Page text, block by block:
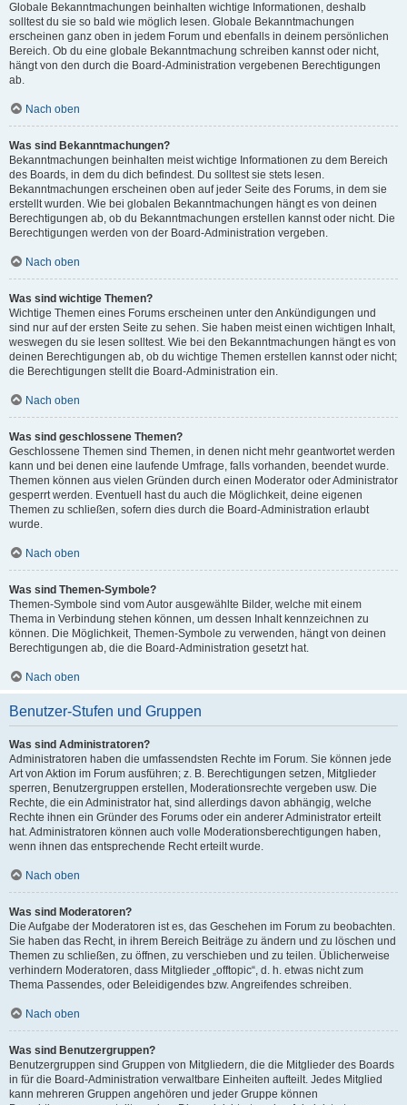
Globale Bekanntmachungen beinhalten wichtige Informationen, deshalb
solltest du sie so bald wie möglich lesen. Globale Bekanntmachungen
erscheinen ganz oben in jedem Forum und ebenfalls in deinem persönlichen
Bereich. Ob du eine globale Bekanntmachung schreiben kannst oder nicht,
hängt von den durch die Board-Administration vergebenen Berechtigungen
ab.
Nach oben
Was sind Bekanntmachungen?
Bekanntmachungen beinhalten meist wichtige Informationen zu dem Bereich
des Boards, in dem du dich befindest. Du solltest sie stets lesen.
Bekanntmachungen erscheinen oben auf jeder Seite des Forums, in dem sie
erstellt wurden. Wie bei globalen Bekanntmachungen hängt es von deinen
Berechtigungen ab, ob du Bekanntmachungen erstellen kannst oder nicht. Die
Berechtigungen werden von der Board-Administration vergeben.
Nach oben
Was sind wichtige Themen?
Wichtige Themen eines Forums erscheinen unter den Ankündigungen und
sind nur auf der ersten Seite zu sehen. Sie haben meist einen wichtigen Inhalt,
weswegen du sie lesen solltest. Wie bei den Bekanntmachungen hängt es von
deinen Berechtigungen ab, ob du wichtige Themen erstellen kannst oder nicht;
die Berechtigungen stellt die Board-Administration ein.
Nach oben
Was sind geschlossene Themen?
Geschlossene Themen sind Themen, in denen nicht mehr geantwortet werden
kann und bei denen eine laufende Umfrage, falls vorhanden, beendet wurde.
Themen können aus vielen Gründen durch einen Moderator oder Administrator
gesperrt werden. Eventuell hast du auch die Möglichkeit, deine eigenen
Themen zu schließen, sofern dies durch die Board-Administration erlaubt
wurde.
Nach oben
Was sind Themen-Symbole?
Themen-Symbole sind vom Autor ausgewählte Bilder, welche mit einem
Thema in Verbindung stehen können, um dessen Inhalt kennzeichnen zu
können. Die Möglichkeit, Themen-Symbole zu verwenden, hängt von deinen
Berechtigungen ab, die die Board-Administration gesetzt hat.
Nach oben
Benutzer-Stufen und Gruppen
Was sind Administratoren?
Administratoren haben die umfassendsten Rechte im Forum. Sie können jede
Art von Aktion im Forum ausführen; z. B. Berechtigungen setzen, Mitglieder
sperren, Benutzergruppen erstellen, Moderationsrechte vergeben usw. Die
Rechte, die ein Administrator hat, sind allerdings davon abhängig, welche
Rechte ihnen ein Gründer des Forums oder ein anderer Administrator erteilt
hat. Administratoren können auch volle Moderationsberechtigungen haben,
wenn ihnen das entsprechende Recht erteilt wurde.
Nach oben
Was sind Moderatoren?
Die Aufgabe der Moderatoren ist es, das Geschehen im Forum zu beobachten.
Sie haben das Recht, in ihrem Bereich Beiträge zu ändern und zu löschen und
Themen zu schließen, zu öffnen, zu verschieben und zu teilen. Üblicherweise
verhindern Moderatoren, dass Mitglieder „offtopic“, d. h. etwas nicht zum
Thema Passendes, oder Beleidigendes bzw. Angreifendes schreiben.
Nach oben
Was sind Benutzergruppen?
Benutzergruppen sind Gruppen von Mitgliedern, die die Mitglieder des Boards
in für die Board-Administration verwaltbare Einheiten aufteilt. Jedes Mitglied
kann mehreren Gruppen angehören und jeder Gruppe können